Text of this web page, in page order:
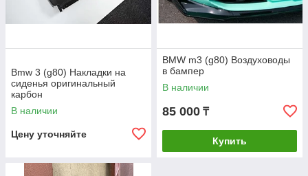
Bmw 3 (g80) Накладки на
сиденья оригинальный
карбон
В наличии
Цену уточняйте
BMW m3 (g80) Воздуховоды
в бампер
В наличии
85 000 ₸
Купить